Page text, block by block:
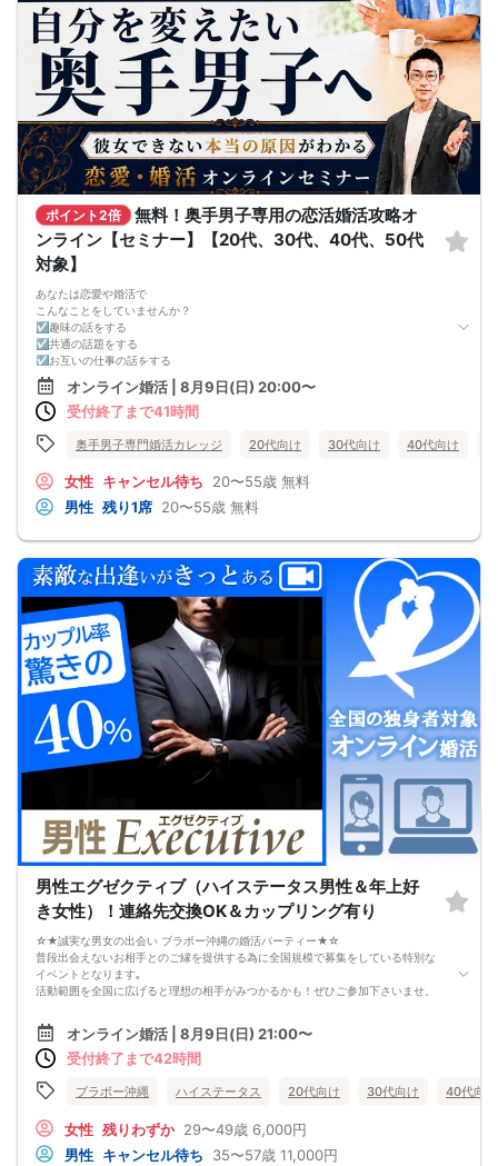
ポイント2倍
無料！奥手男子専用の恋活婚活攻略オ
ンライン【セミナー】【20代、30代、40代、50代
対象】
あなたは恋愛や婚活で
こんなことをしていませんか？
☑趣味の話をする
☑共通の話題をする
☑お互いの仕事の話をする
☑家族や将来について話をする
☑食事の話をする
☑好印象に思ってもらうために
☑経験を積むために出会いの数を増やす
奥手男子に合わない方法です。
なぜなら、趣味や共通の話題などをしても
それだけでは、女性は好きにはなってくれない。
次につなげようとすればするほど、
男性中心で考えていることが伝わり、
気づかないうちに「女性の信頼」を失ってしまう。
さらに、出会いの数を増やしても
気になる女性を目の前にすると、
「好印象に思われたい。嫌われたくない。」
という気持ちが強くなり、
どうしても当たり障りない会話してしまう。
その結果、彼女できるチャンスを
逃している奥手男子がめっちゃ多いからです。
でも、安心してください！
今年こそは彼女できて
一緒に美味しいものを食べに行ったり、
映画に行ったり、旅行に行けるように、
「奥手男子専用の恋愛婚活攻略」
ぜひこの先を読み進めてみてください👇
※講師の急用以外はたとえ参加人数が1人でも
その人のために必ず実施します
※はじめてセミナーに参加する方も
ビデオオフでも参加OKにしているので
安心してください
オンライン婚活 | 8月9日(日) 20:00〜
受付終了まで41時間
奥手男子専門婚活カレッジ 20代向け 30代向け 40代向け
女性 キャンセル待ち 20〜55歳 無料
男性 残り1席 20〜55歳 無料
男性エグゼクティブ（ハイステータス男性＆年上好
き女性）！連絡先交換OK＆カップリング有り
☆★誠実な男女の出会い ブラボー沖縄の婚活パーティー★☆
普段出会えないお相手とのご縁を提供する為に全国規模で募集をしている特別な
イベントとなります｡
活動範囲を全国に広げると理想の相手がみつかるかも！ぜひご参加下さいませ。
【注意事項】
・全国各地に募集しております。お相手の居住地はご自身の居住地と異なる場合
がございます。
等をご準備下さい。
ご了承下さいませ。
・終了時刻は目安となります。正確な終了時刻はイベント開始時にスタッフより
ご案内いたします。
オンライン婚活 | 8月9日(日) 21:00〜
受付終了まで42時間
ブラボー沖縄 ハイステータス 20代向け 30代向け 40代向け
女性 残りわずか 29〜49歳 6,000円
男性 キャンセル待ち 35〜57歳 11,000円